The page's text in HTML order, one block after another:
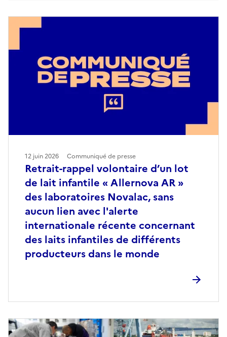
Retrait-rappel volontaire d’un lot
de lait infantile « Allernova AR »
des laboratoires Novalac, sans
aucun lien avec l'alerte
internationale récente concernant
des laits infantiles de différents
producteurs dans le monde
12 juin 2026 Communiqué de presse